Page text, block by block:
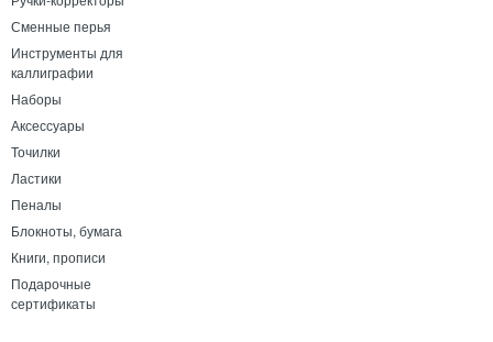
Сменные перья
Инструменты для
каллиграфии
Наборы
Аксессуары
Точилки
Ластики
Пеналы
Блокноты, бумага
Книги, прописи
Подарочные
сертификаты